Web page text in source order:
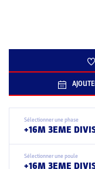
Sélectionner une phase
+16M 3EME
Sélectionner une poule
+16M 3EME